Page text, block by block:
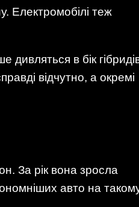
Електромобілі теж
в бік
відчутно, а окремі
За рік вона зросла
авто на